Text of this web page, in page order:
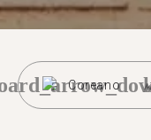
Coreano